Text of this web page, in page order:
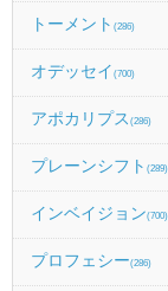
トーメント (286)
オデッセイ (700)
アポカリプス (286)
プレーンシフト (289)
インベイジョン(700)
プロフェシー(286)